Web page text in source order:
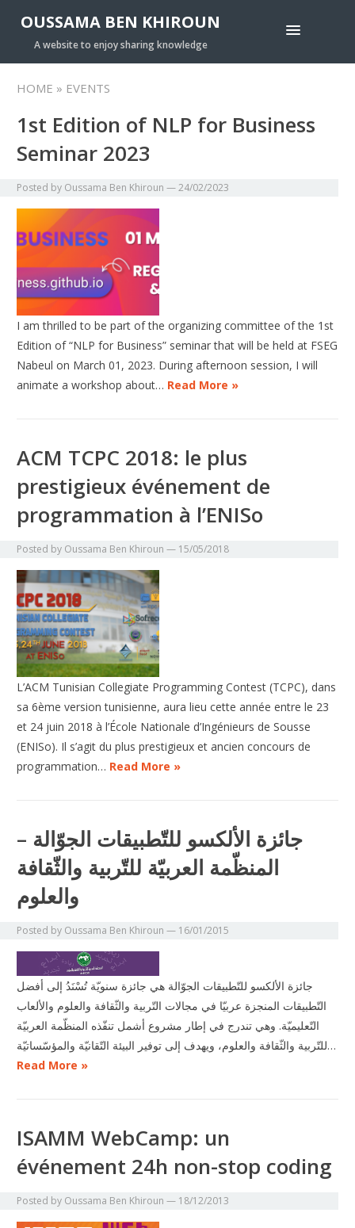
OUSSAMA BEN KHIROUN
A website to enjoy sharing knowledge
HOME » EVENTS
1st Edition of NLP for Business
Seminar 2023
Posted by Oussama Ben Khiroun —24/02/2023
I am thrilled to be part of the organizing committee of the 1st
Edition of “NLP for Business” seminar that will be held at FSEG
Nabeul on March 01, 2023. During afternoon session, I will
animate a workshop about… Read More »
ACM TCPC 2018: le plus
prestigieux événement de
programmation à l’ENISo
Posted by Oussama Ben Khiroun — 15/05/2018
L’ACM Tunisian Collegiate Programming Contest (TCPC), dans
sa 6ème version tunisienne, aura lieu cette année entre le 23
et 24 juin 2018 à l’École Nationale d’Ingénieurs de Sousse
(ENISo). Il s’agit du plus prestigieux et ancien concours de
programmation… Read More »
جائزة الألكسو للتّطبيقات الجوّالة –
المنظّمة العربيّة للتّربية والثّقافة
والعلوم
Posted by Oussama Ben Khiroun — 16/01/2015
جائزة الألكسو للتّطبيقات الجوّالة هي جائزة سنويّة تُسْنَدُ إلى أفضل
التّطبيقات المنجزة عربيّا في مجالات التّربية والثّقافة والعلوم والألعاب
التّعليميّة. وهي تندرج في إطار مشروع أشمل تنفّذه المنظّمة العربيّة
للتّربية والثّقافة والعلوم، ويهدف إلى توفير البيئة التّقانيّة والمؤسّساتيّة…
Read More »
ISAMM WebCamp: un
événement 24h non-stop coding
Posted by Oussama Ben Khiroun — 18/12/2013